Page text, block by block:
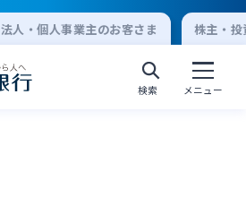
法人・個人事業主のお客さま 株主・
検索 メニュー